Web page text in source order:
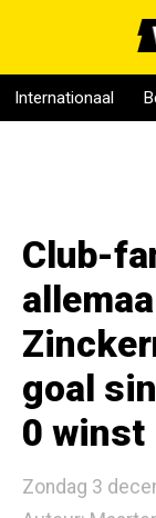
Internationaal
Club-
goal
0 winst
Zondag 3